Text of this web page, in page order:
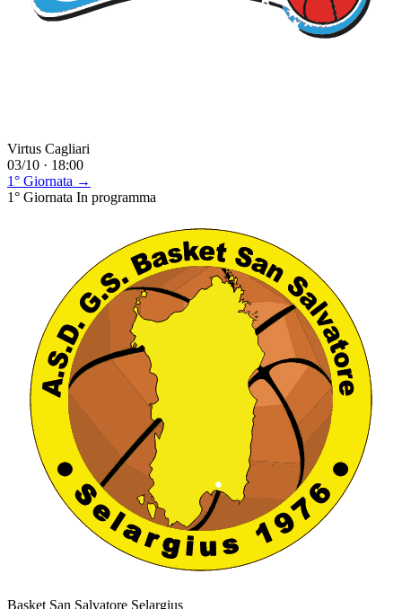
Virtus Cagliari
03/10 · 18:00
1° Giornata →
1° Giornata In programma
Basket San Salvatore Selargius